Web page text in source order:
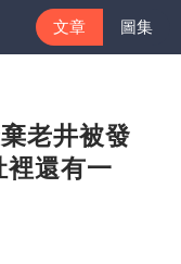
文章 圖集
老井被發
裡還有一